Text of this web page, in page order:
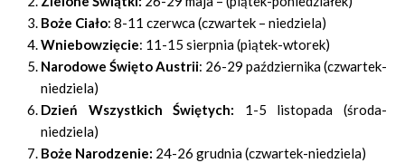
Boże Ciało: 8-11 czerwca (czwartek – niedziela)
Wniebowzięcie: 11-15 sierpnia (piątek-wtorek)
Narodowe Święto Austrii: 26-29 października (czwartek-
niedziela)
Dzień Wszystkich Świętych: 1-5 listopada (środa-
niedziela)
Boże Narodzenie: 24-26 grudnia (czwartek-niedziela)